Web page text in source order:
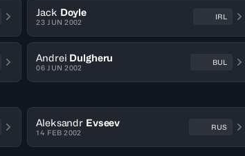
Jack Doyle
23 JUN 2002
IRL
Andrei Dulgheru
06 JUN 2002
BUL
Aleksandr Evseev
14 FEB 2002
RUS